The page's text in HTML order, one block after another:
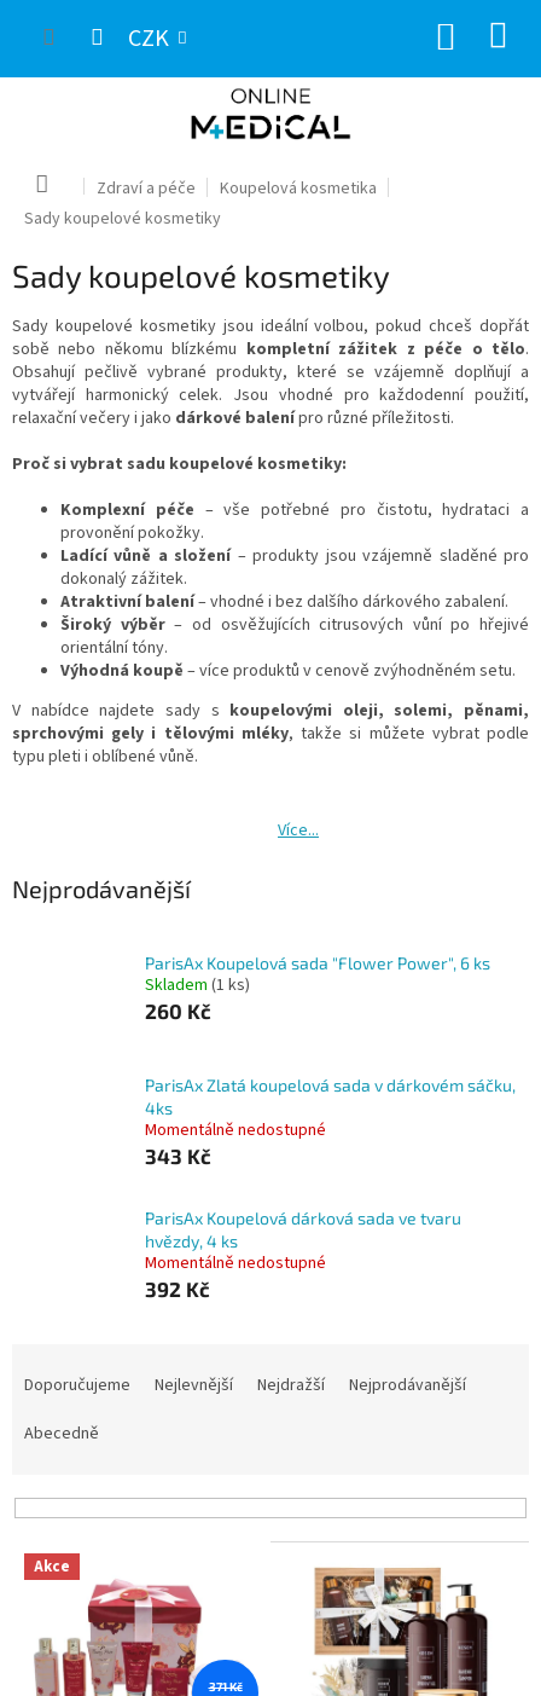
CZK
Domů Zdraví a péče
Koupelová kosmetika
Sady koupelové kosmetiky
Sady koupelové kosmetiky
Sady koupelové kosmetiky jsou ideální volbou, pokud chceš dopřát
sobě nebo někomu blízkému kompletní zážitek z péče o tělo.
Obsahují pečlivě vybrané produkty, které se vzájemně doplňují a
vytvářejí harmonický celek. Jsou vhodné pro každodenní použití,
relaxační večery i jako dárkové balenípro různé příležitosti.
Proč si vybrat sadu koupelové kosmetiky:
Komplexní péče – vše potřebné pro čistotu, hydrataci a
provonění pokožky.
Ladící vůně a složení– produkty jsou vzájemně sladěné pro
dokonalý zážitek.
Atraktivní balení– vhodné i bez dalšího dárkového zabalení.
Široký výběr– od osvěžujících citrusových vůní po hřejivé
orientální tóny.
Výhodná koupě – více produktů v cenově zvýhodněném setu.
V nabídce najdete sady s koupelovými oleji, solemi, pěnami,
sprchovými gely i tělovými mléky, takže si můžete vybrat podle
typu pleti i oblíbené vůně.
Více...
Nejprodávanější
ParisAx Koupelová sada "Flower Power", 6 ks
Skladem (1 ks)
260 Kč
ParisAx Zlatá koupelová sada v dárkovém sáčku,
4ks
Momentálně nedostupné
343 Kč
ParisAx Koupelová dárková sada ve tvaru
hvězdy, 4 ks
Momentálně nedostupné
392 Kč
p
Doporučujeme Nejlevnější Nejdražší
Nejprodávanější
Abecedně
V Akce
371 Kč